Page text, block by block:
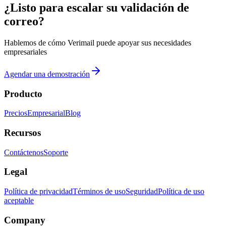
¿Listo para escalar su validación de
correo?
Hablemos de cómo Verimail puede apoyar sus necesidades
empresariales
Agendar una demostración
Producto
PreciosEmpresarialBlog
Recursos
ContáctenosSoporte
Legal
Política de privacidadTérminos de usoSeguridadPolítica de uso
aceptable
Company